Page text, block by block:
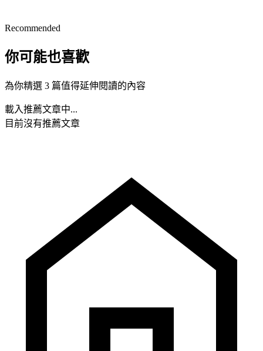
Recommended
你可能也喜歡
為你精選 3 篇值得延伸閱讀的內容
載入推薦文章中...
目前沒有推薦文章